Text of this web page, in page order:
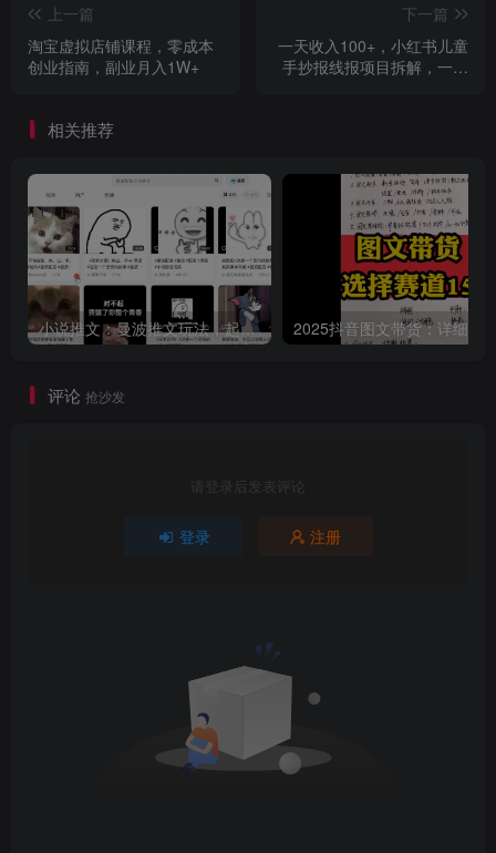
上一篇
淘宝虚拟店铺课程，零成本
创业指南，副业月入1W+
下一篇
一天收入100+，小红书儿童
手抄报线报项目拆解，一部
相关推荐
小说推文：曼波推文玩法，起号快，流量猛，一天收益1k+
评论 抢沙发
请登录后发表评论
登录 注册